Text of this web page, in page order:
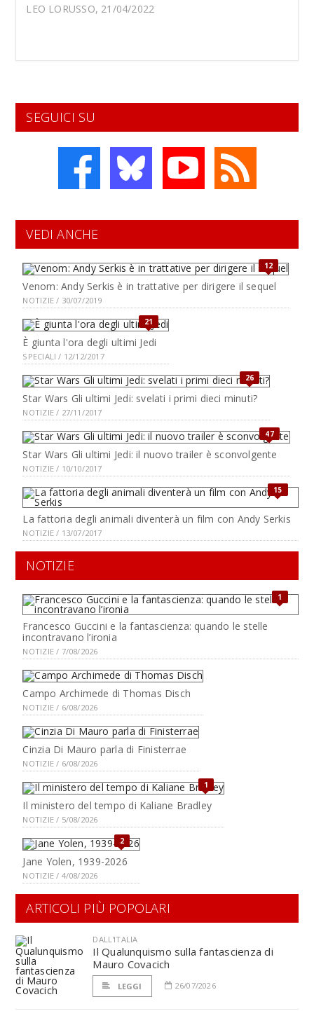
LEO LORUSSO, 21/04/2022
SEGUICI SU
VEDI ANCHE
12
Venom: Andy Serkis è in trattative per dirigere il sequel
NOTIZIE / 30/07/2019
21
È giunta l'ora degli ultimi Jedi
SPECIALI / 12/12/2017
26
Star Wars Gli ultimi Jedi: svelati i primi dieci minuti?
NOTIZIE / 27/11/2017
47
Star Wars Gli ultimi Jedi: il nuovo trailer è sconvolgente
NOTIZIE / 10/10/2017
15
La fattoria degli animali diventerà un film con Andy Serkis
NOTIZIE / 13/07/2017
NOTIZIE
1
Francesco Guccini e la fantascienza: quando le stelle
incontravano l’ironia
NOTIZIE / 7/08/2026
Campo Archimede di Thomas Disch
NOTIZIE / 6/08/2026
Cinzia Di Mauro parla di Finisterrae
NOTIZIE / 6/08/2026
1
Il ministero del tempo di Kaliane Bradley
NOTIZIE / 5/08/2026
2
Jane Yolen, 1939-2026
NOTIZIE / 4/08/2026
ARTICOLI PIÙ POPOLARI
DALL'ITALIA
Il Qualunquismo sulla fantascienza di
Mauro Covacich
LEGGI 26/07/2026